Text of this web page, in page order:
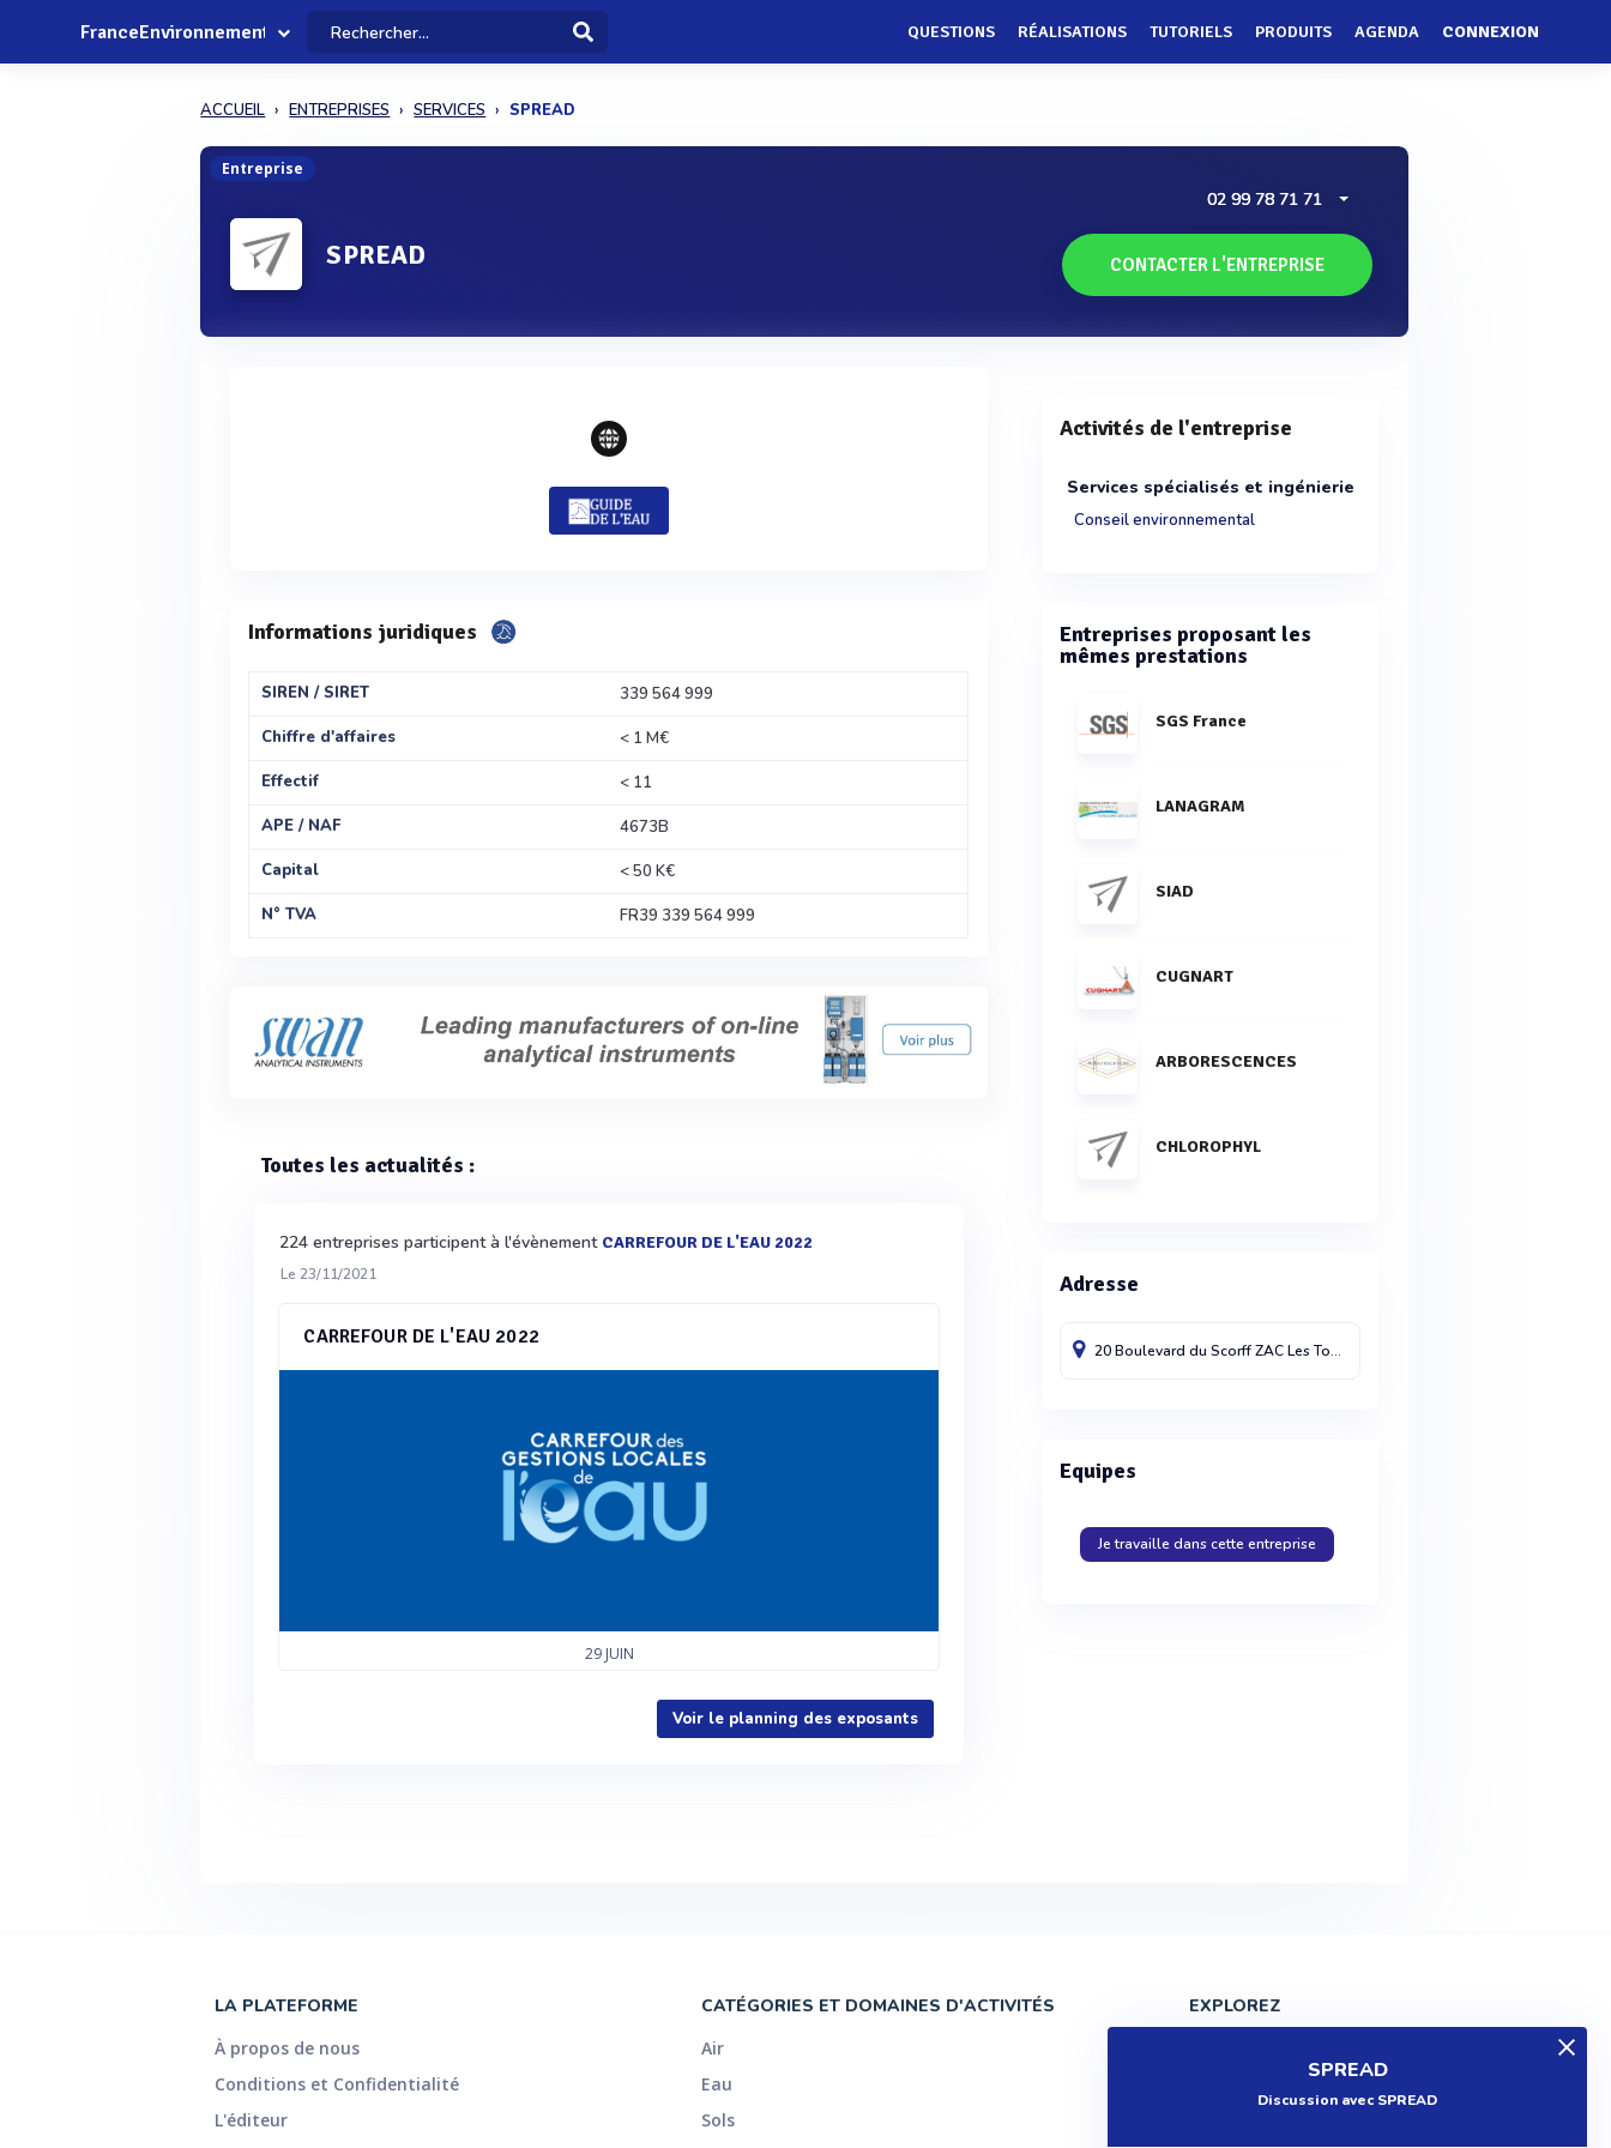
FranceEnvironnement QUESTIONS RÉALISATIONS TUTORIELS PRODUITS AGENDA CONNEXION
ACCUEIL ENTREPRISES SERVICES SPREAD
Entreprise
SPREAD
SPREAD
Discussion avec SPREAD
02 99 78 71 71
CONTACTER L'ENTREPRISE
Informations juridiques
SIREN / SIRET
339 564 999
Chiffre d'affaires
< 1 M€
Effectif
< 11
APE / NAF
4673B
Capital
< 50 K€
N° TVA
FR39 339 564 999
Toutes les actualités :
224 entreprises participent à l'évènement CARREFOUR DE L'EAU 2022
Le 23/11/2021
CARREFOUR DE L'EAU 2022
29 JUIN
Voir le planning des exposants
Activités de l'entreprise
Services spécialisés et ingénierie
Conseil environnemental
Entreprises proposant les
mêmes prestations
SGS France
LANAGRAM
SIAD
CUGNART
ARBORESCENCES
CHLOROPHYL
Adresse
20 Boulevard du Scorff ZAC Les Touches
Equipes
Je travaille dans cette entreprise
LA PLATEFORME
À propos de nous
Conditions et Confidentialité
L'éditeur
CATÉGORIES ET DOMAINES D'ACTIVITÉS
Air
Eau
Sols
EXPLOREZ